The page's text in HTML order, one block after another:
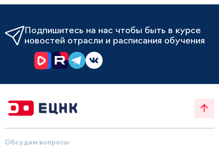
Подпишитесь на нас чтобы быть в курсе
новостей отрасли и расписания обучения
Обсудим вопросы